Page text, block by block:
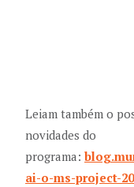
Leiam também o
novidades do
programa:
ai-o-ms-project-